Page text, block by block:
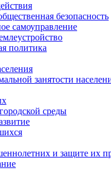
безопасность
самоуправление
политика
занятости
среды
и защите их